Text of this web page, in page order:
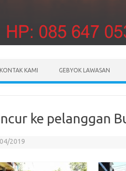
KONTAK KAMI GEBYOK LAWASAN
ke pelanggan
2019